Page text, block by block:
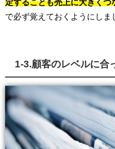
定することも売上に大きくつ
で必ず覚えておくようにしま
1-3.顧客のレベルに合